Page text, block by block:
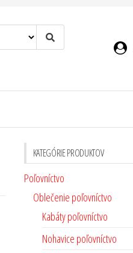
KATEGÓRIE PRODUKTOV
Poľovníctvo
Oblečenie poľovníctvo
Kabáty poľovníctvo
Nohavice poľovníctvo